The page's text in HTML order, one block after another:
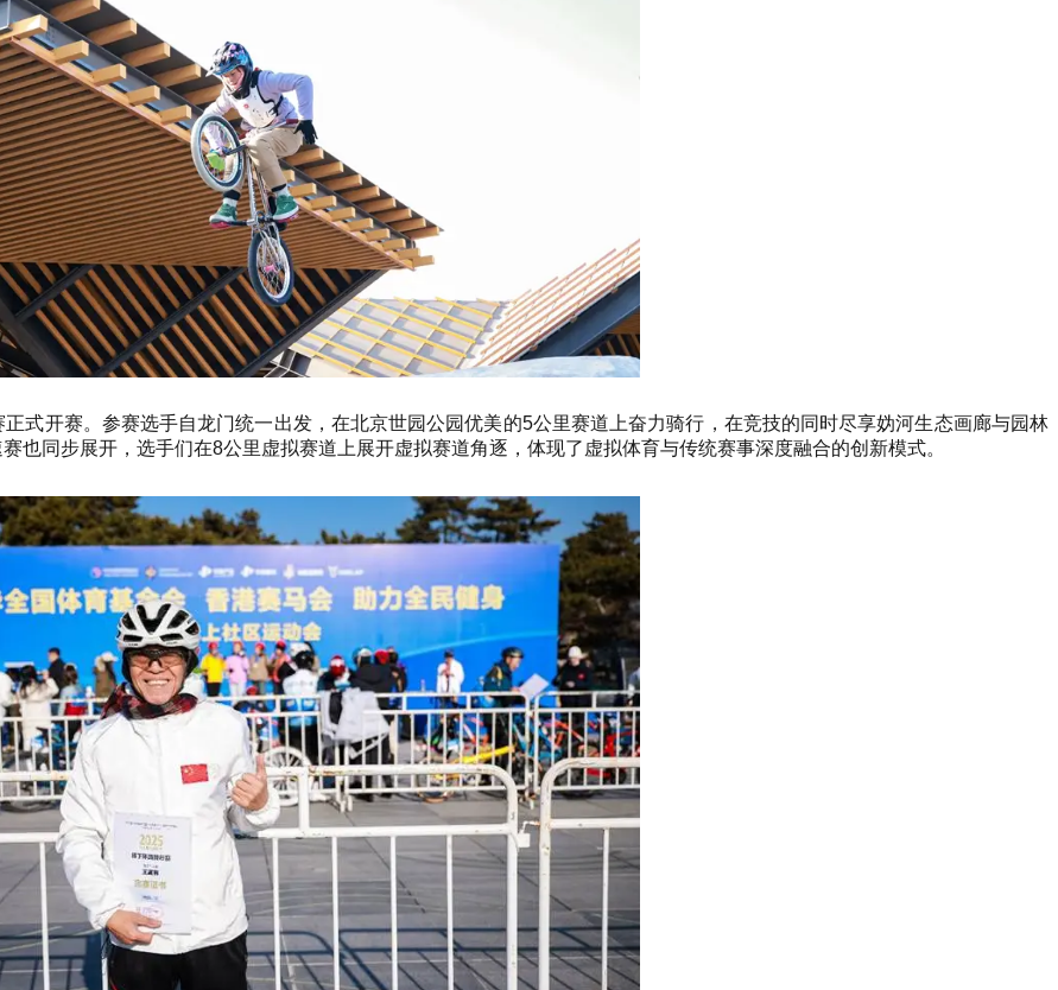
开赛。参赛选手自龙门统一出发，在北京世园公园优美的5公里赛道上奋力骑行，在竞技的同时尽享妫河生态画廊与园林
也同步展开，选手们在8公里虚拟赛道上展开虚拟赛道角逐，体现了虚拟体育与传统赛事深度融合的创新模式。